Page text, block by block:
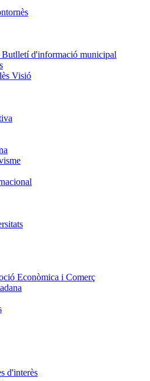
d'informació municipal
Visió
Econòmica i Comerç
d'interès